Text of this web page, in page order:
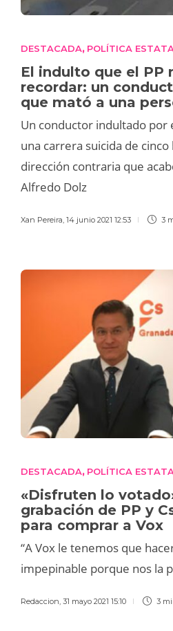
DESTACADA, POLÍTICA
El indulto que el PP
recordar: un
que mató a una
Un conductor indultado por
una carrera suicida de
dirección contraria que
Alfredo Dolz
Xan Pereira 14 junio 2021 12:53 3
DESTACADA, POLÍTICA
«Disfruten lo
grabación de PP y
para comprar a Vox
“A Vox le tenemos que
impepinable porque nos la
Redaccion, 31 mayo 2021 15:10 3